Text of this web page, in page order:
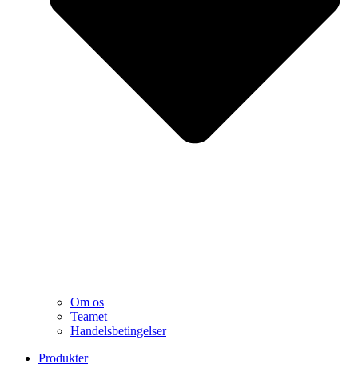
Om os
Teamet
Handelsbetingelser
Produkter